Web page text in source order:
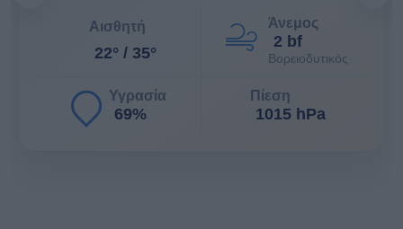
Αισθητή
22° / 35°
Άνεμος
2 bf
Βορειοδυτικός
Υγρασία
69%
Πίεση
1015 hPa